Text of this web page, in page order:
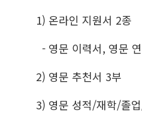
1) 온라인 지원서 2종
- 영문 이력서, 영문 연
2) 영문 추천서 3부
3) 영문 성적/재학/졸